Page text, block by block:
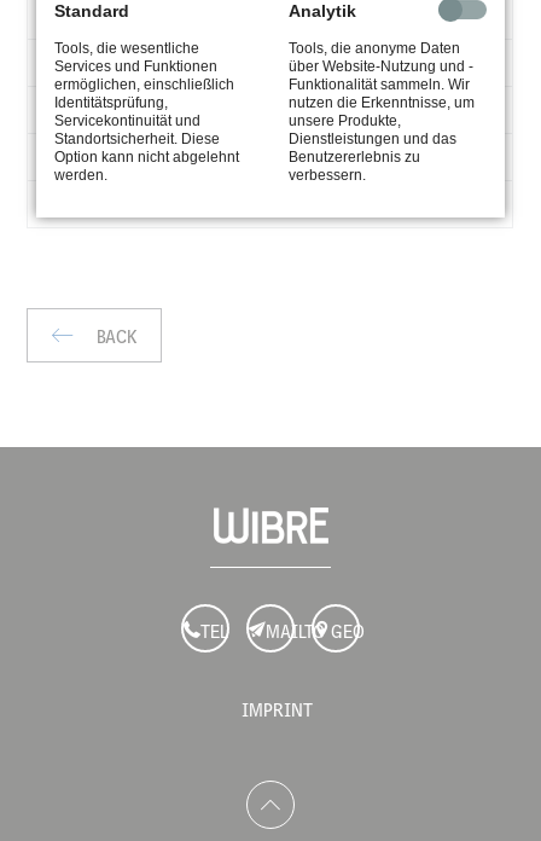
DIMENSIONS
PROTECTION
WEIGHT
CABLE
12 V-AC
(A) 185 x (B) 130 x (C) 105
IP65
BACK
TEL MAILTO GEO
IMPRINT
Standard
Tools, die wesentliche
Services und Funktionen
ermöglichen, einschließlich
Identitätsprüfung,
Servicekontinuität und
Standortsicherheit. Diese
Option kann nicht abgelehnt
werden.
Analytik
Tools, die anonyme Daten
über Website-Nutzung und -
Funktionalität sammeln. Wir
nutzen die Erkenntnisse, um
unsere Produkte,
Dienstleistungen und das
Benutzererlebnis zu
verbessern.